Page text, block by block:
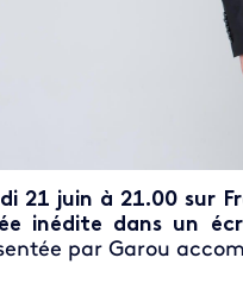
21 juin à 21.00 sur
inédite dans un
par Garou